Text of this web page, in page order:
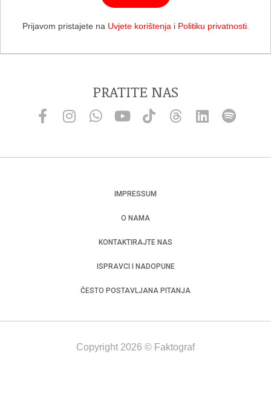
Prijavom pristajete na Uvjete korištenja i Politiku privatnosti.
PRATITE NAS
IMPRESSUM
O NAMA
KONTAKTIRAJTE NAS
ISPRAVCI I NADOPUNE
ČESTO POSTAVLJANA PITANJA
Copyright 2026 © Faktograf